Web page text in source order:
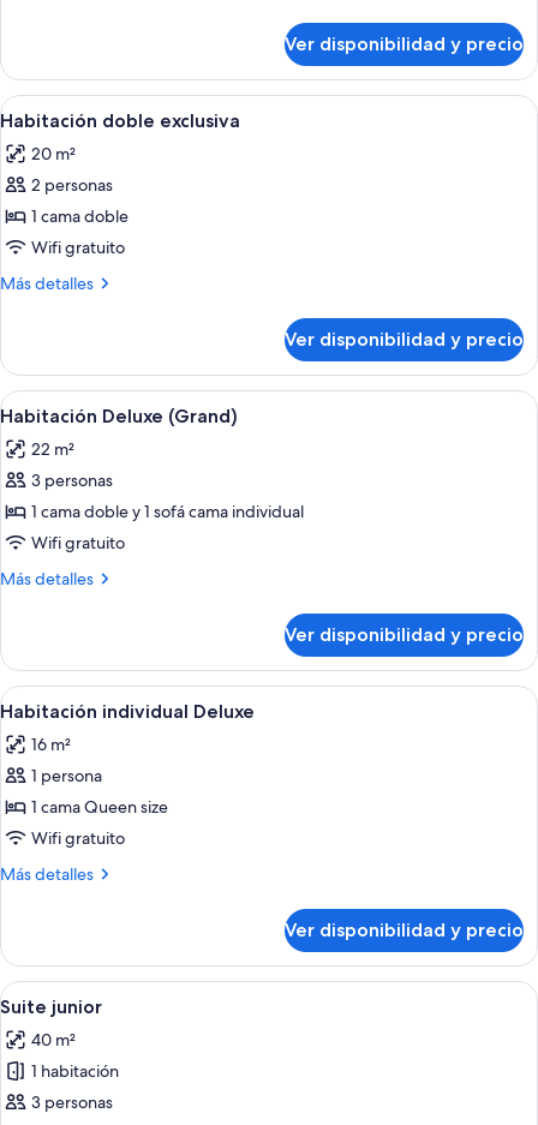
Deluxe
Ver disponibilidad y precio
Ver
todas
las
fotos
de
Habitación
doble
Una habitación de hotel con una
5
Habitación doble exclusiva
20 m²
2 personas
1 cama doble
Wifi gratuito
Más detalles
Más
doble
exclusiva
Ver disponibilidad y precio
Ver
todas
las
fotos
de
Habitación
Deluxe
Una habitación de hotel con cama,
6
Habitación Deluxe (Grand)
22 m²
3 personas
1 cama doble y 1 sofá cama individual
Wifi gratuito
Más detalles
Más
Deluxe
(Grand)
Ver disponibilidad y precio
Ver
todas
las
fotos
de
Habitación
individual
Habitación de hotel moderna con
4
Habitación individual Deluxe
16 m²
1 persona
1 cama Queen size
Wifi gratuito
Más detalles
Más
individual
Deluxe
Ver disponibilidad y precio
Ver
todas
las
fotos
de
Habitación de hotel moderna con
5
Suite junior
40 m²
1 habitación
3 personas